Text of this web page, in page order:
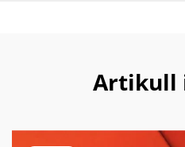
Artikull